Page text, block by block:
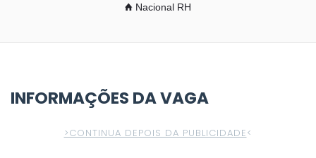
Nacional RH
INFORMAÇÕES DA VAGA
>CONTINUA DEPOIS DA PUBLICIDADE<